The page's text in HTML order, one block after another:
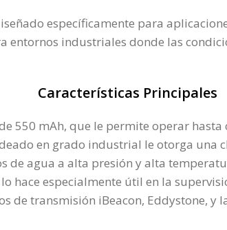
específicamente para
entornos industriales donde las
Características Principales
550 mAh, que le permite operar
en grado industrial le otorga una
agua a alta presión y alta
hace especialmente útil en la
de transmisión iBeacon, Eddystone,